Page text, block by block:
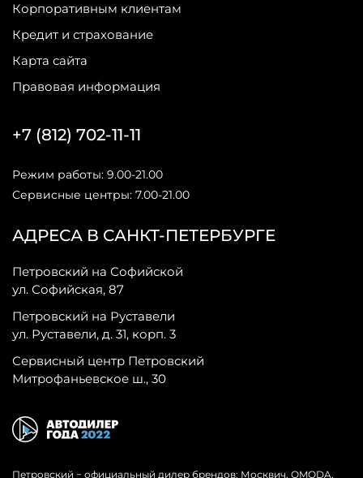
Корпоративным клиентам
Кредит и страхование
Карта сайта
Правовая информация
АДРЕСА В САНКТ-ПЕТЕРБУРГЕ
Петровский на Софийской
ул. Софийская, 87
Петровский на Руставели
ул. Руставели, д. 31, корп. 3
Сервисный центр Петровский
Митрофаньевское ш., 30
+7 (812) 702-11-11
Режим работы: 9.00-21.00
Сервисные центры: 7.00-21.00
Петровский − официальный дилер брендов: Москвич, OMODA,